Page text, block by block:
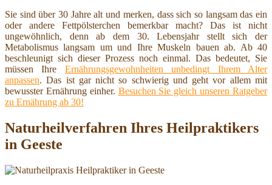
Sie sind über 30 Jahre alt und merken, dass sich so langsam das ein
oder andere Fettpölsterchen bemerkbar macht? Das ist nicht
ungewöhnlich, denn ab dem 30. Lebensjahr stellt sich der
Metabolismus langsam um und Ihre Muskeln bauen ab. Ab 40
beschleunigt sich dieser Prozess noch einmal. Das bedeutet, Sie
müssen Ihre Ernährungsgewohnheiten unbedingt Ihrem Alter
anpassen. Das ist gar nicht so schwierig und geht vor allem mit
bewusster Ernährung einher. Besuchen Sie gleich unseren Ratgeber
zu Ernährung ab 30!
Naturheilverfahren Ihres Heilpraktikers
in Geeste